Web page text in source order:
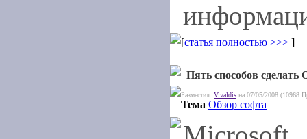
[статья полностью >>> ]
Пять способов сделать
Разместил: Vivaldis на 07/05/2008 (10968
Тема Обзор софта